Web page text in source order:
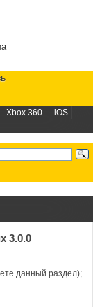
Xbox 360
iOS
3.0.0
данный раздел);